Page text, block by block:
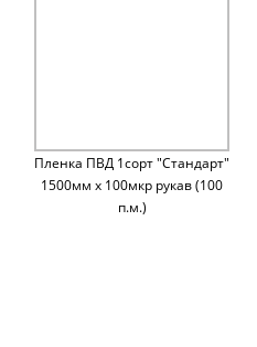
Пленка ПВД 1сорт "Стандарт"
1500мм х 100мкр рукав (100
п.м.)